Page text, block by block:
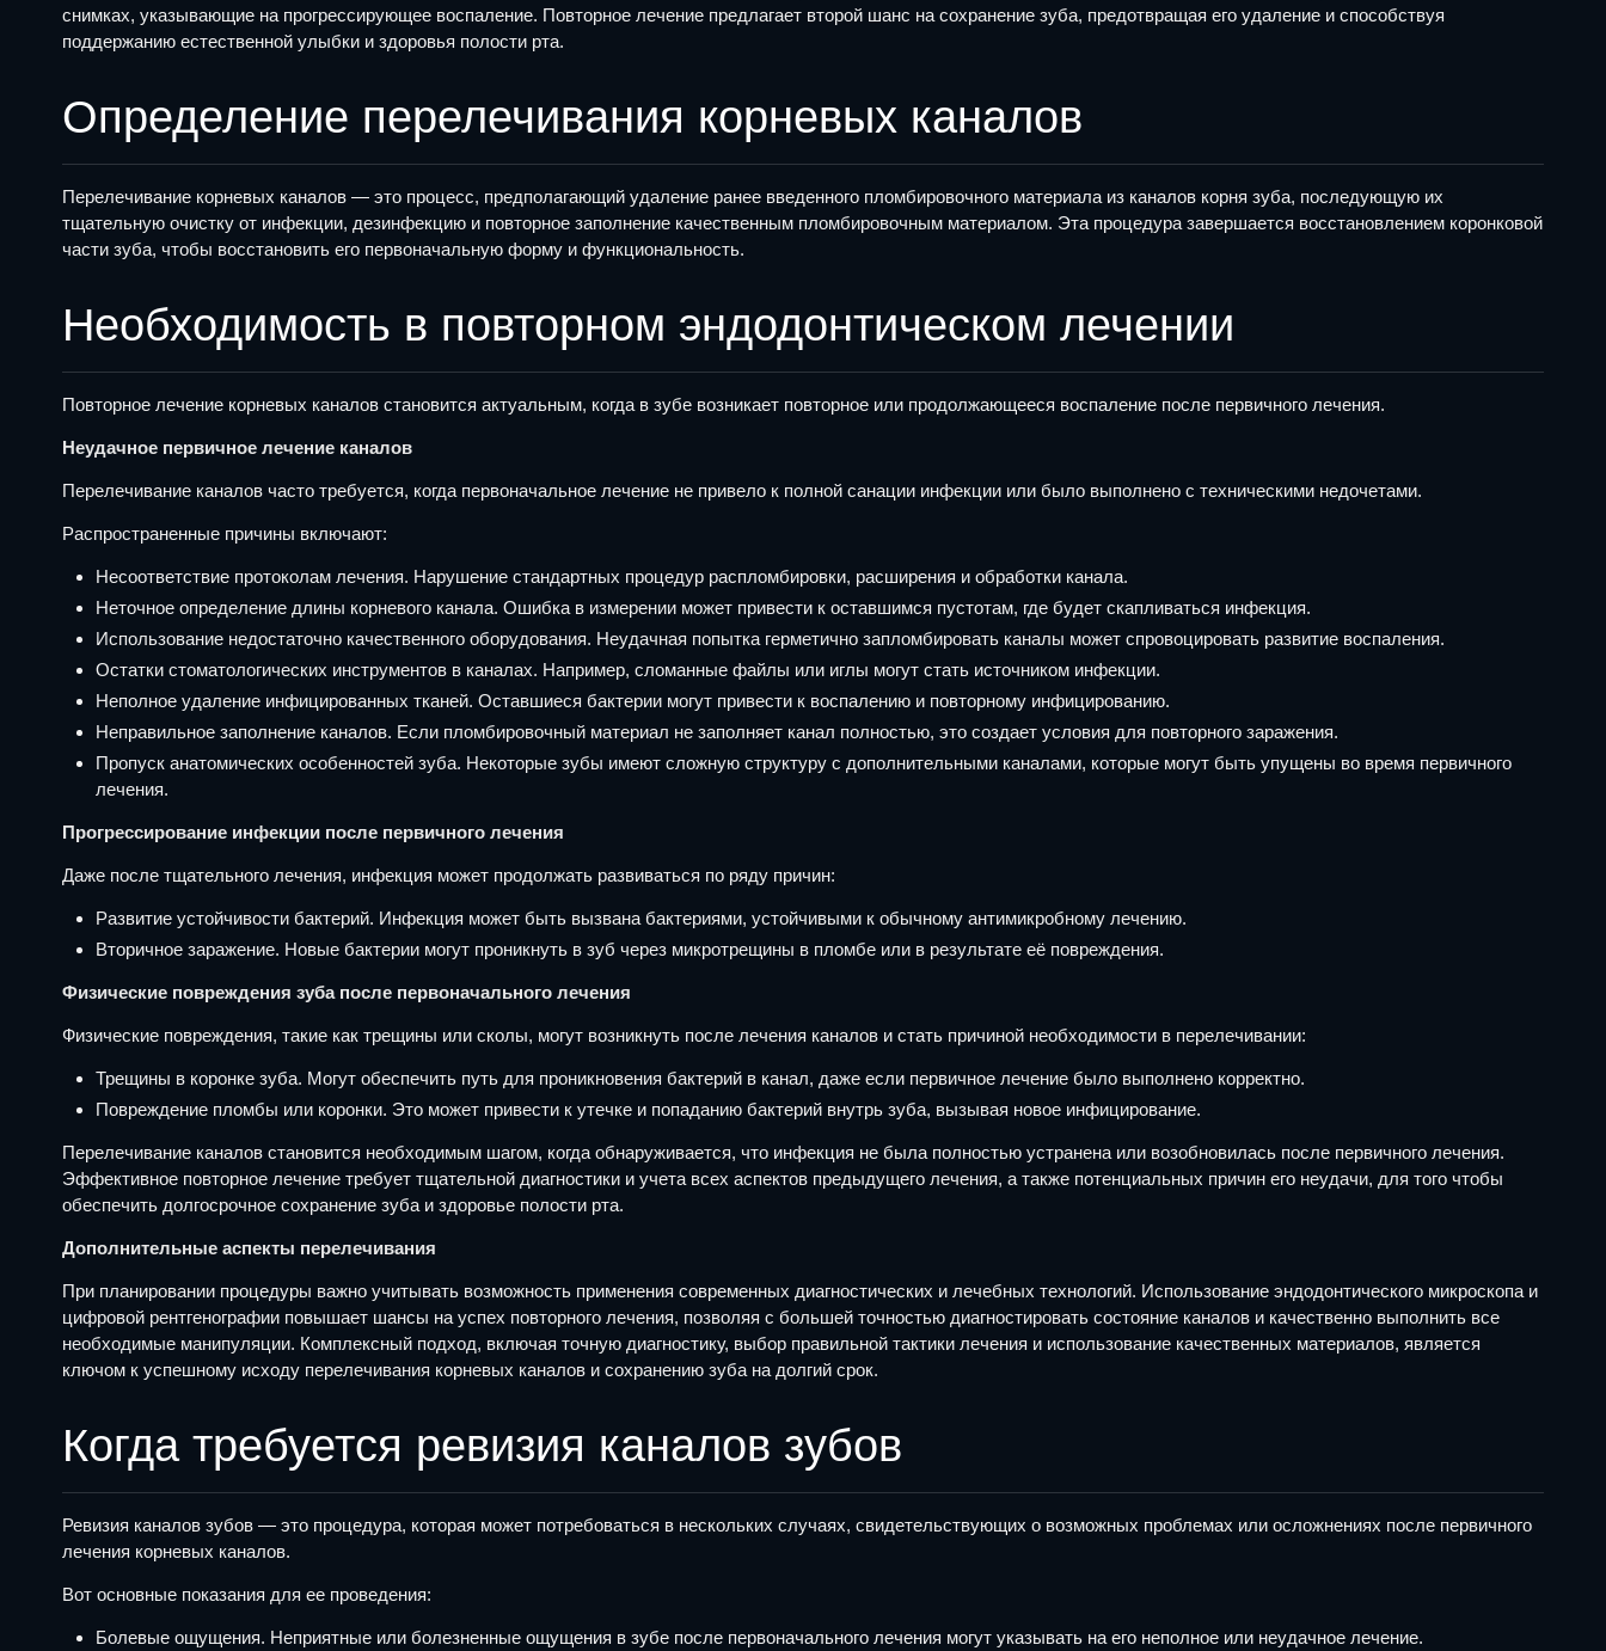
снимках, указывающие на прогрессирующее воспаление. Повторное лечение предлагает второй шанс на сохранение зуба, предотвращая его удаление и способствуя
поддержанию естественной улыбки и здоровья полости рта.
Определение перелечивания корневых каналов
Перелечивание корневых каналов — это процесс, предполагающий удаление ранее введенного пломбировочного материала из каналов корня зуба, последующую их
тщательную очистку от инфекции, дезинфекцию и повторное заполнение качественным пломбировочным материалом. Эта процедура завершается восстановлением коронковой
части зуба, чтобы восстановить его первоначальную форму и функциональность.
Необходимость в повторном эндодонтическом лечении
Повторное лечение корневых каналов становится актуальным, когда в зубе возникает повторное или продолжающееся воспаление после первичного лечения.
Неудачное первичное лечение каналов
Перелечивание каналов часто требуется, когда первоначальное лечение не привело к полной санации инфекции или было выполнено с техническими недочетами.
Распространенные причины включают:
Несоответствие протоколам лечения. Нарушение стандартных процедур распломбировки, расширения и обработки канала.
Неточное определение длины корневого канала. Ошибка в измерении может привести к оставшимся пустотам, где будет скапливаться инфекция.
Использование недостаточно качественного оборудования. Неудачная попытка герметично запломбировать каналы может спровоцировать развитие воспаления.
Остатки стоматологических инструментов в каналах. Например, сломанные файлы или иглы могут стать источником инфекции.
Неполное удаление инфицированных тканей. Оставшиеся бактерии могут привести к воспалению и повторному инфицированию.
Неправильное заполнение каналов. Если пломбировочный материал не заполняет канал полностью, это создает условия для повторного заражения.
Пропуск анатомических особенностей зуба. Некоторые зубы имеют сложную структуру с дополнительными каналами, которые могут быть упущены во время первичного
лечения.
Прогрессирование инфекции после первичного лечения
Даже после тщательного лечения, инфекция может продолжать развиваться по ряду причин:
Развитие устойчивости бактерий. Инфекция может быть вызвана бактериями, устойчивыми к обычному антимикробному лечению.
Вторичное заражение. Новые бактерии могут проникнуть в зуб через микротрещины в пломбе или в результате её повреждения.
Физические повреждения зуба после первоначального лечения
Физические повреждения, такие как трещины или сколы, могут возникнуть после лечения каналов и стать причиной необходимости в перелечивании:
Трещины в коронке зуба. Могут обеспечить путь для проникновения бактерий в канал, даже если первичное лечение было выполнено корректно.
Повреждение пломбы или коронки. Это может привести к утечке и попаданию бактерий внутрь зуба, вызывая новое инфицирование.
Перелечивание каналов становится необходимым шагом, когда обнаруживается, что инфекция не была полностью устранена или возобновилась после первичного лечения.
Эффективное повторное лечение требует тщательной диагностики и учета всех аспектов предыдущего лечения, а также потенциальных причин его неудачи, для того чтобы
обеспечить долгосрочное сохранение зуба и здоровье полости рта.
Дополнительные аспекты перелечивания
При планировании процедуры важно учитывать возможность применения современных диагностических и лечебных технологий. Использование эндодонтического микроскопа и
цифровой рентгенографии повышает шансы на успех повторного лечения, позволяя с большей точностью диагностировать состояние каналов и качественно выполнить все
необходимые манипуляции. Комплексный подход, включая точную диагностику, выбор правильной тактики лечения и использование качественных материалов, является
ключом к успешному исходу перелечивания корневых каналов и сохранению зуба на долгий срок.
Когда требуется ревизия каналов зубов
Ревизия каналов зубов — это процедура, которая может потребоваться в нескольких случаях, свидетельствующих о возможных проблемах или осложнениях после первичного
лечения корневых каналов.
Вот основные показания для ее проведения:
Болевые ощущения. Неприятные или болезненные ощущения в зубе после первоначального лечения могут указывать на его неполное или неудачное лечение.